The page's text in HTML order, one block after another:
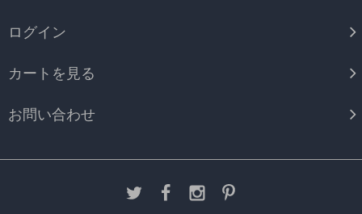
ログイン
カートを見る
お問い合わせ